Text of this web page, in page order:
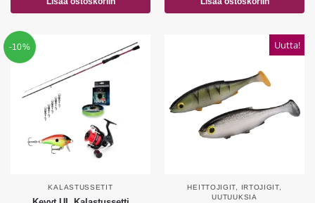
-10%
KALASTUSSETIT
Uutta!
HEITTOJIGIT IRTOJIGIT,
UUTUUKSIA